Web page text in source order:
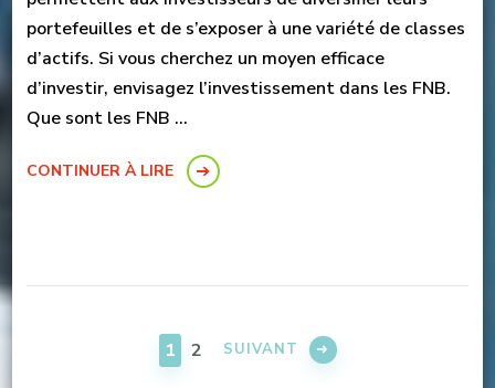
portefeuilles et de s’exposer à une variété de classes
d’actifs. Si vous cherchez un moyen efficace
d’investir, envisagez l’investissement dans les FNB.
Que sont les FNB …
CONTINUER À LIRE
PAGE
1 PAGE
2 SUIVANT